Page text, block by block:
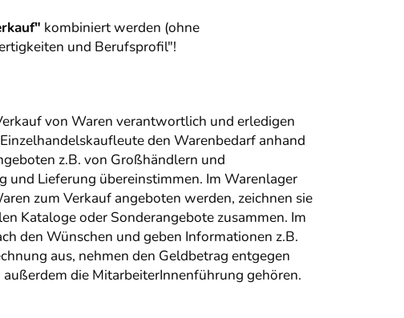
kombiniert werden (ohne
und Berufsprofil"!
von Waren verantwortlich und erledigen
den Warenbedarf anhand
z.B. von Großhändlern und
Lieferung übereinstimmen. Im Warenlager
zum Verkauf angeboten werden, zeichnen sie
Kataloge oder Sonderangebote zusammen. Im
den Wünschen und geben Informationen z.B.
aus, nehmen den Geldbetrag entgegen
die MitarbeiterInnenführung gehören.